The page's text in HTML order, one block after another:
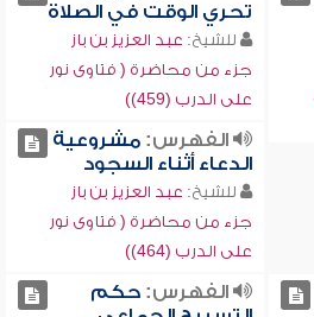
تحري الوقت في الصلاة
للشيخ: عبد العزيز بن باز
جزء من محاضرة ( فتاوى نور
على الدرب (459))
الفهرس:مشروعية
الدعاء أثناء السجود
للشيخ: عبد العزيز بن باز
جزء من محاضرة ( فتاوى نور
على الدرب (464))
الفهرس:حكم